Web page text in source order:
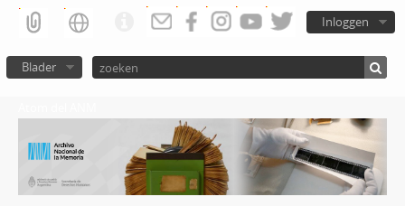
Inloggen
Blader